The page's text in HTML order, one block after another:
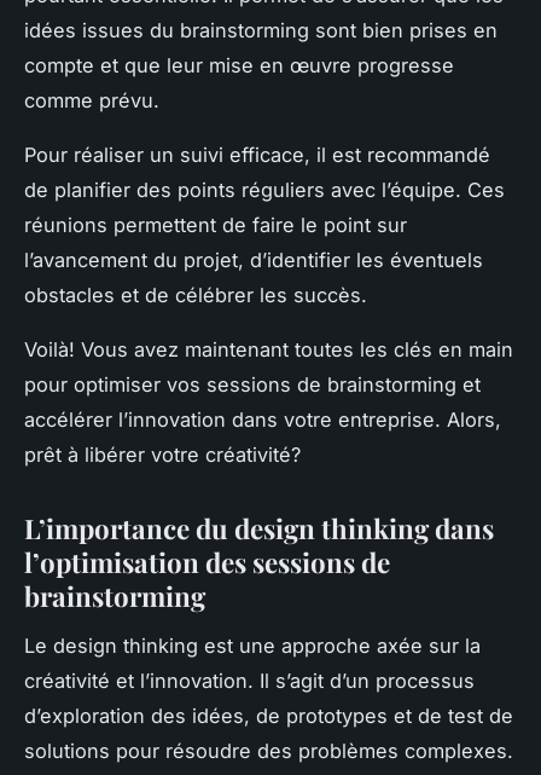
idées issues du brainstorming sont bien prises en
compte et que leur mise en œuvre progresse
comme prévu.
Pour réaliser un suivi efficace, il est recommandé
de planifier des points réguliers avec l’équipe. Ces
réunions permettent de faire le point sur
l’avancement du projet, d’identifier les éventuels
obstacles et de célébrer les succès.
Voilà! Vous avez maintenant toutes les clés en main
pour optimiser vos sessions de brainstorming et
accélérer l’innovation dans votre entreprise. Alors,
prêt à libérer votre créativité?
L’importance du design thinking dans
l’optimisation des sessions de
brainstorming
Le design thinking est une approche axée sur la
créativité et l’innovation. Il s’agit d’un processus
d’exploration des idées, de prototypes et de test de
solutions pour résoudre des problèmes complexes.